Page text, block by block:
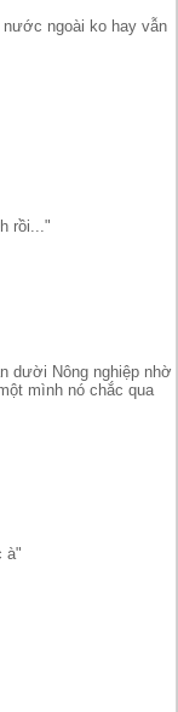
ngoài ko hay vẫn
rồi..."
dười Nông nghiệp nhờ
mình nó chắc qua
à"